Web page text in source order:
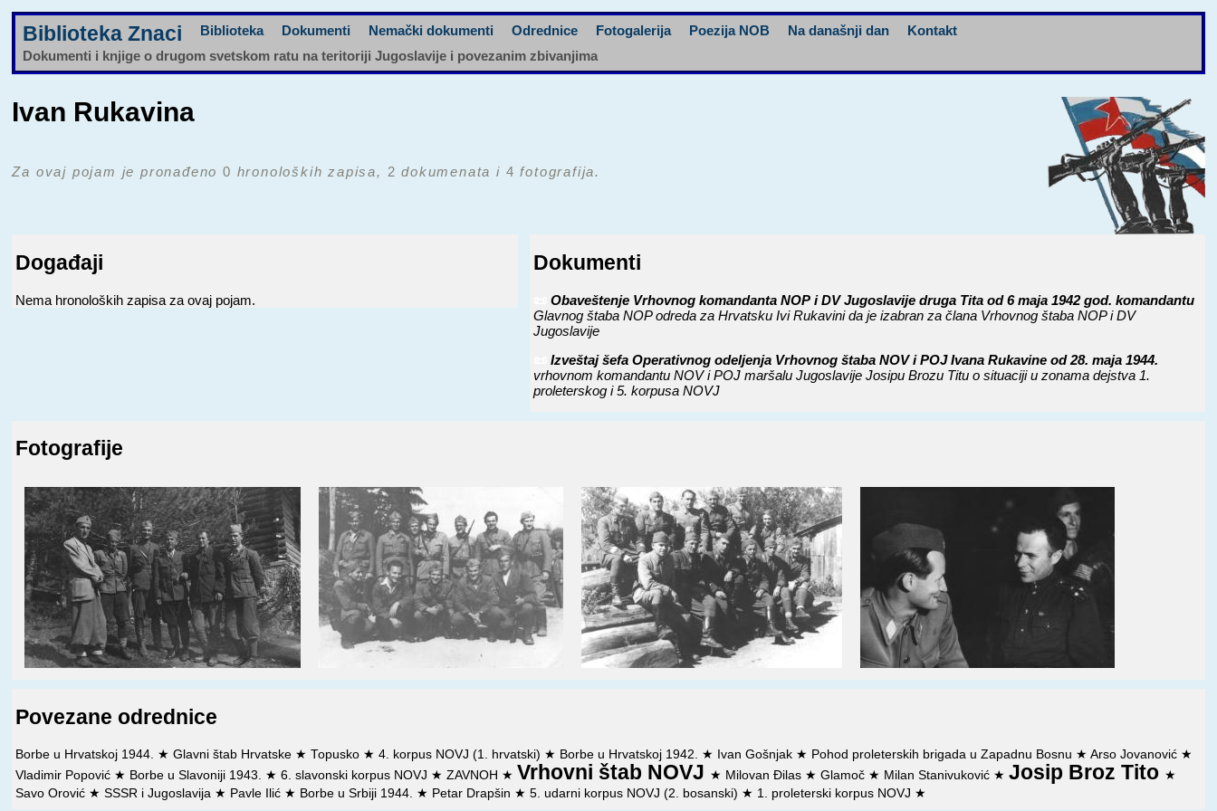
Biblioteka Znaci Biblioteka Dokumenti Nemački dokumenti Odrednice Fotogalerija Poezija NOB Na današnji dan
Kontakt
Dokumenti i knjige o drugom svetskom ratu na teritoriji Jugoslavije i povezanim zbivanjima
Ivan Rukavina
Za ovaj pojam je pronađeno0 hronoloških zapisa, 2 dokumenata i 4 fotografija.
Događaji
Nema hronoloških zapisa za ovaj pojam.
Dokumenti
Obaveštenje Vrhovnog komandanta NOP i DV Jugoslavije druga Tita od 6 maja 1942 god. komandantu
Glavnog štaba NOP odreda za Hrvatsku Ivi Rukavini da je izabran za člana Vrhovnog štaba NOP i DV
Jugoslavije
Izveštaj šefa Operativnog odeljenja Vrhovnog štaba NOV i POJ Ivana Rukavine od 28. maja 1944.
vrhovnom komandantu NOV i POJ maršalu Jugoslavije Josipu Brozu Titu o situaciji u zonama dejstva 1.
proleterskog i 5. korpusa NOVJ
Fotografije
Povezane odrednice
Borbe u Hrvatskoj 1944. ★Glavni štab Hrvatske ★Topusko ★4. korpus NOVJ (1. hrvatski) ★ Borbe u Hrvatskoj 1942. ★ Ivan Gošnjak ★ Pohod proleterskih brigada u Zapadnu Bosnu ★Arso Jovanović ★
Vladimir Popović ★ Borbe u Slavoniji 1943. ★6. slavonski korpus NOVJ ★ZAVNOH ★ Vrhovni štab NOVJ ★ Milovan Đilas ★Glamoč ★ Milan Stanivuković ★Josip Broz Tito ★
Savo Orović ★SSSR i Jugoslavija ★ Pavle Ilić ★ Borbe u Srbiji 1944. ★ Petar Drapšin ★5. udarni korpus NOVJ (2. bosanski) ★ 1. proleterski korpus NOVJ ★